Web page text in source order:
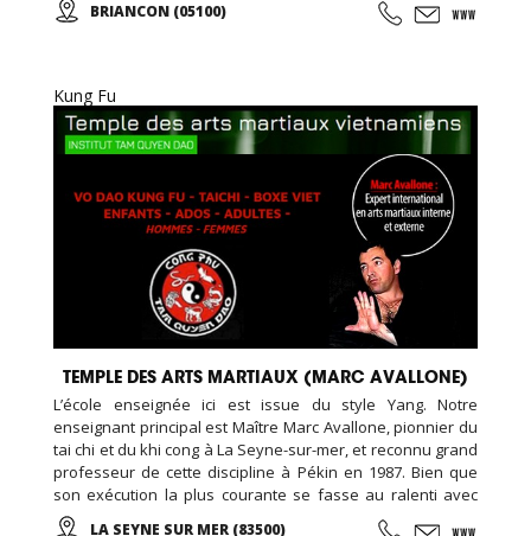
l'aventure, des émotions, des moments forts à partager en
soirée nocturne privative, EVG, EVJF...).
BRIANCON (05100)
Kung Fu
TEMPLE DES ARTS MARTIAUX (MARC AVALLONE)
L’école enseignée ici est issue du style Yang. Notre
enseignant principal est Maître Marc Avallone, pionnier du
tai chi et du khi cong à La Seyne-sur-mer, et reconnu grand
professeur de cette discipline à Pékin en 1987. Bien que
son exécution la plus courante se fasse au ralenti avec
des mouvements doux et unis entre eux, le thai cuc quyen
LA SEYNE SUR MER (83500)